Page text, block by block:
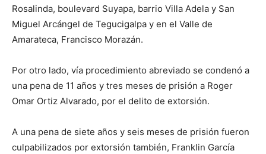
Rosalinda, boulevard Suyapa, barrio Villa Adela y San
Miguel Arcángel de Tegucigalpa y en el Valle de
Amarateca, Francisco Morazán.
Por otro lado, vía procedimiento abreviado se condenó a
una pena de 11 años y tres meses de prisión a Roger
Omar Ortiz Alvarado, por el delito de extorsión.
A una pena de siete años y seis meses de prisión fueron
culpabilizados por extorsión también, Franklin García